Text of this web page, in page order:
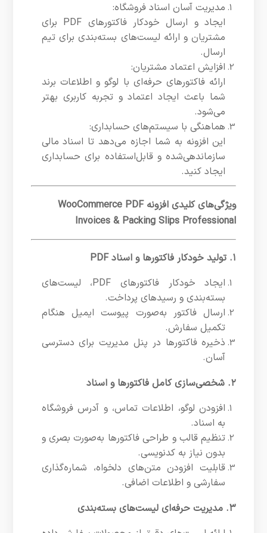
مدیریت آسان اسناد فروشگاه:
ایجاد و ارسال خودکار فاکتورهای PDF برای
مشتریان و ارائه لیست‌های بسته‌بندی برای تیم
ارسال.
افزایش اعتماد مشتریان:
ارائه فاکتورهای حرفه‌ای با لوگو و اطلاعات برند
شما باعث ایجاد اعتماد و تجربه کاربری بهتر
می‌شود.
هماهنگی با سیستم‌های حسابداری:
این افزونه به شما اجازه می‌دهد تا اسناد مالی
سازماندهی‌شده و قابل‌استفاده برای حسابداری
ایجاد کنید.
ویژگی‌های کلیدی افزونه WooCommerce PDF
Invoices & Packing Slips Professional
۱. تولید خودکار فاکتورها و اسناد PDF
ایجاد خودکار فاکتورهای PDF، لیست‌های
بسته‌بندی و رسیدهای پرداخت.
ارسال فاکتور به‌صورت پیوست ایمیل هنگام
تکمیل سفارش.
ذخیره فاکتورها در پنل مدیریت برای دسترسی
آسان.
۲. شخصی‌سازی کامل فاکتورها و اسناد
افزودن لوگو، اطلاعات تماس، و آدرس فروشگاه
به اسناد.
تنظیم قالب و طراحی فاکتورها به‌صورت بصری و
بدون نیاز به کدنویسی.
قابلیت افزودن متن‌های دلخواه، شماره‌گذاری
سفارشی و اطلاعات اضافی.
۳. مدیریت حرفه‌ای لیست‌های بسته‌بندی